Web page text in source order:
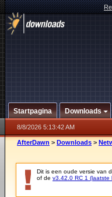
Startpagina Downloads
8/8/2026 5:13:42 AM
AfterDawn > Downloads >
Dit is een oude versie van
of de v3.42.0 RC 1 (laatste